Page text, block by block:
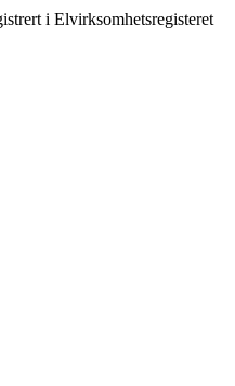
i Elvirksomhetsregisteret